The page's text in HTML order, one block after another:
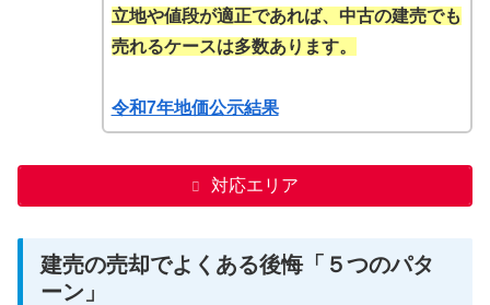
立地や値段が適正であれば、中古の建売でも
売れるケースは多数あります。
令和7年地価公示結果
対応エリア
建売の売却でよくある後悔「５つのパタ
ーン」